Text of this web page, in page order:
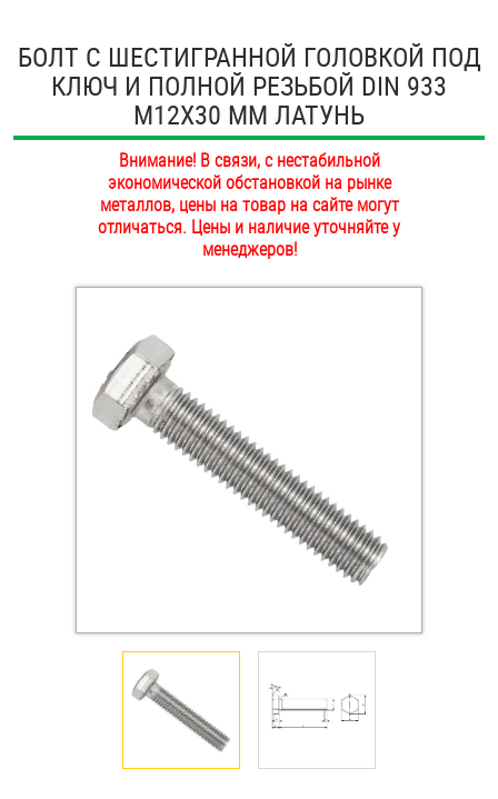
ПОКУПАТЕЛЯМ
ОПЛАТА И ДОСТАВКА
НАШИ МАГАЗИНЫ
Болты и винты
Втулки
Заклепки (Гайки-Заклепки)
Крюки, кольца с метрической резьбой
Крюки, кольца с шурупной резьбой
Оснастка и аксессуары для яхт
Саморезы и шурупы
БОЛТ С ШЕСТИГРАННОЙ ГОЛОВКОЙ ПОД
КЛЮЧ И ПОЛНОЙ РЕЗЬБОЙ DIN 933
М12Х30 ММ ЛАТУНЬ
Внимание! В связи, с нестабильной
экономической обстановкой на рынке
металлов, цены на товар на сайте могут
отличаться. Цены и наличие уточняйте у
менеджеров!